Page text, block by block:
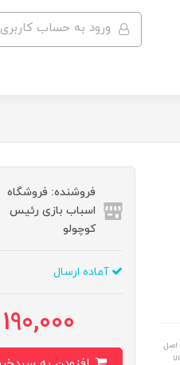
ورود به حساب کاربری
اصل
فروشنده: فروشگاه
اسباب بازی رئیس
کوچولو
آماده ارسال
190,000